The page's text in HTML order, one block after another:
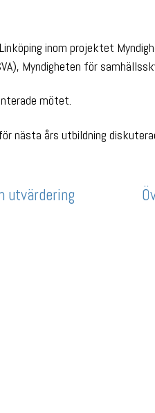
inom projektet
Myndigheten för
mötet.
nästa års utbildning
utvärdering